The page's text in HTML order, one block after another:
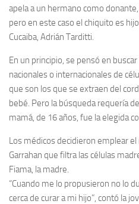
apela a un hermano como
pero en este caso el chiquito es
Cucaiba, Adrián Tarditti.
En un principio, se pensó en
nacionales o internacionales de
que son los que se extraen del
bebé. Pero la búsqueda requería
mamá, de 16 años, fue la elegida
Los médicos decidieron emplear
Garrahan que filtra las células
Fiama, la madre.
“Cuando me lo propusieron no lo
cerca de curar a mi hijo”, contó la